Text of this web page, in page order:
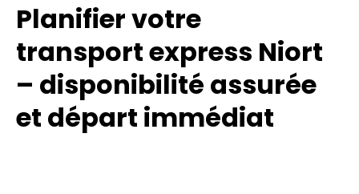
Planifier votre
transport express Niort
– disponibilité assurée
et départ immédiat